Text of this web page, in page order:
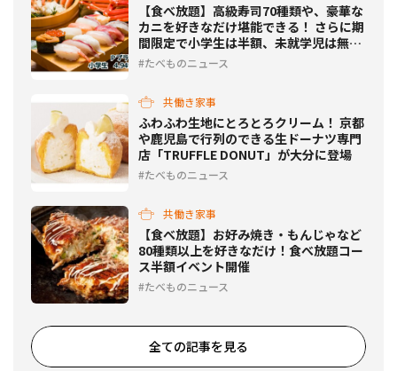
【食べ放題】高級寿司70種類や、豪華な
カニを好きなだけ堪能できる！ さらに期
間限定で小学生は半額、未就学児は無料
で超お得！
たべものニュース
共働き家事
ふわふわ生地にとろとろクリーム！ 京都
や鹿児島で行列のできる生ドーナツ専門
店「TRUFFLE DONUT」が大分に登場
たべものニュース
共働き家事
【食べ放題】お好み焼き・もんじゃなど
80種類以上を好きなだけ！食べ放題コー
ス半額イベント開催
たべものニュース
全ての記事を見る